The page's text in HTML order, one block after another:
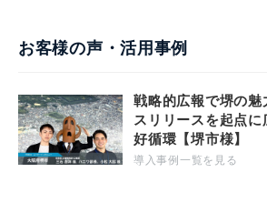
お客様の声・活用事例
戦略的広報で堺の魅
スリリースを起点
好循環【堺市様】
導入事例一覧を見る